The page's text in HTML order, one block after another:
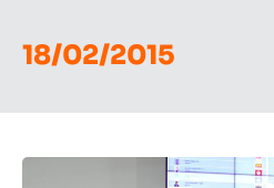
18/02/2015